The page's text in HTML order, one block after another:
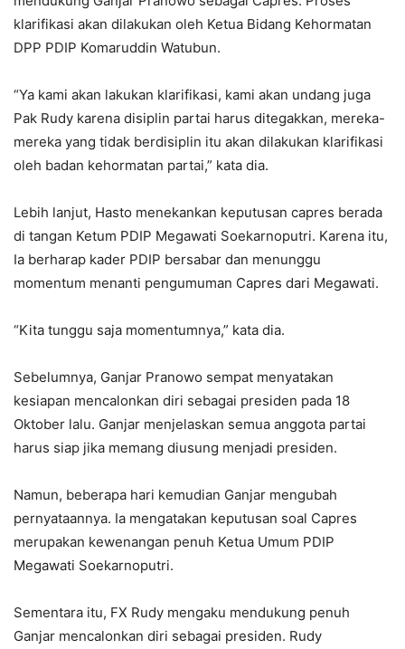
klarifikasi akan dilakukan oleh Ketua Bidang Kehormatan
DPP PDIP Komaruddin Watubun.
“Ya kami akan lakukan klarifikasi, kami akan undang juga
Pak Rudy karena disiplin partai harus ditegakkan, mereka-
mereka yang tidak berdisiplin itu akan dilakukan klarifikasi
oleh badan kehormatan partai,” kata dia.
Lebih lanjut, Hasto menekankan keputusan capres berada
di tangan Ketum PDIP Megawati Soekarnoputri. Karena itu,
Ia berharap kader PDIP bersabar dan menunggu
momentum menanti pengumuman Capres dari Megawati.
“Kita tunggu saja momentumnya,” kata dia.
Sebelumnya, Ganjar Pranowo sempat menyatakan
kesiapan mencalonkan diri sebagai presiden pada 18
Oktober lalu. Ganjar menjelaskan semua anggota partai
harus siap jika memang diusung menjadi presiden.
Namun, beberapa hari kemudian Ganjar mengubah
pernyataannya. Ia mengatakan keputusan soal Capres
merupakan kewenangan penuh Ketua Umum PDIP
Megawati Soekarnoputri.
Sementara itu, FX Rudy mengaku mendukung penuh
Ganjar mencalonkan diri sebagai presiden. Rudy